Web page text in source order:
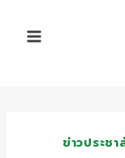
ข่าวประช